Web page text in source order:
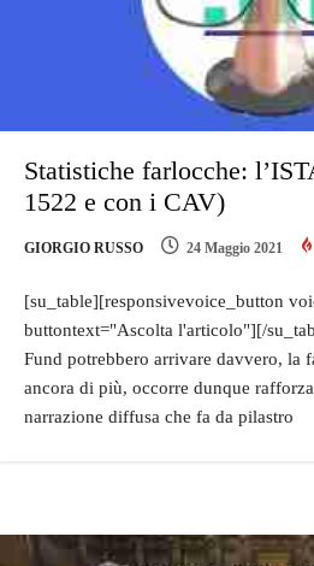
Statistiche farlocche:
1522 e con i CAV)
GIORGIO RUSSO 24 Maggio 2021
[su_table][responsivevoice_button
buttontext="Ascolta l'articolo"][/
Fund potrebbero arrivare davvero, la
ancora di più, occorre dunque
narrazione diffusa che fa da pilastro